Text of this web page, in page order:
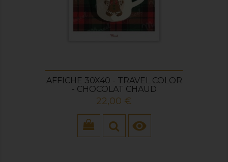
AFFICHE 30X40 - TRAVEL COLOR
- CHOCOLAT CHAUD
Prix
22,00 €
